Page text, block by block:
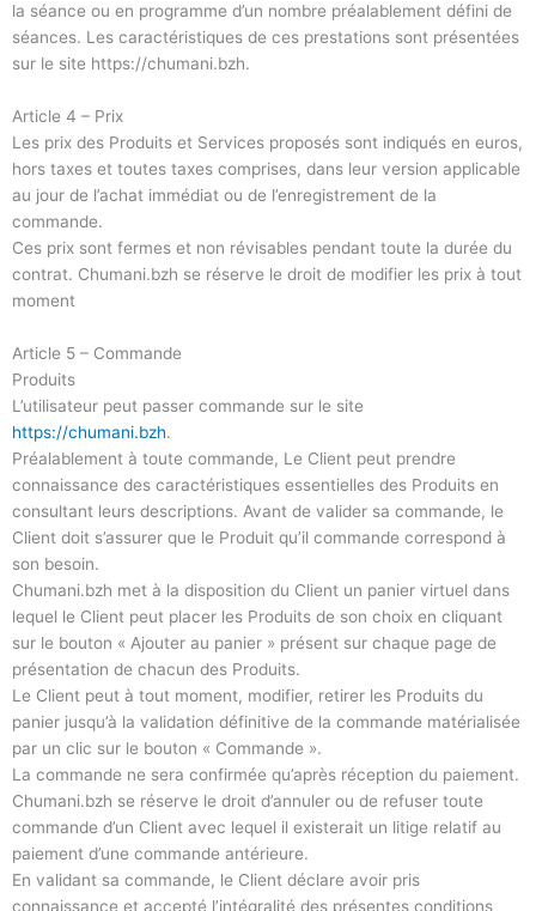
la séance ou en programme d’un nombre préalablement défini de
séances. Les caractéristiques de ces prestations sont présentées
sur le site https://chumani.bzh.
Article 4 – Prix
Les prix des Produits et Services proposés sont indiqués en euros,
hors taxes et toutes taxes comprises, dans leur version applicable
au jour de l’achat immédiat ou de l’enregistrement de la
commande.
Ces prix sont fermes et non révisables pendant toute la durée du
contrat. Chumani.bzh se réserve le droit de modifier les prix à tout
moment
Article 5 – Commande
Produits
L’utilisateur peut passer commande sur le site
https://chumani.bzh.
Préalablement à toute commande, Le Client peut prendre
connaissance des caractéristiques essentielles des Produits en
consultant leurs descriptions. Avant de valider sa commande, le
Client doit s’assurer que le Produit qu’il commande correspond à
son besoin.
Chumani.bzh met à la disposition du Client un panier virtuel dans
lequel le Client peut placer les Produits de son choix en cliquant
sur le bouton « Ajouter au panier » présent sur chaque page de
présentation de chacun des Produits.
Le Client peut à tout moment, modifier, retirer les Produits du
panier jusqu’à la validation définitive de la commande matérialisée
par un clic sur le bouton « Commande ».
La commande ne sera confirmée qu’après réception du paiement.
Chumani.bzh se réserve le droit d’annuler ou de refuser toute
commande d’un Client avec lequel il existerait un litige relatif au
paiement d’une commande antérieure.
En validant sa commande, le Client déclare avoir pris
connaissance et accepté l’intégralité des présentes conditions